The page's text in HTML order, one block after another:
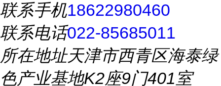
联系手机18622980460
联系电话022-85685011
所在地址天津市西青区海泰绿
色产业基地K2座9门401室